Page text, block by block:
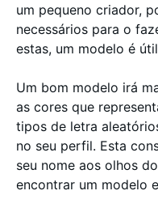
um pequeno criador,
necessários para o
estas, um modelo é
Um bom modelo irá
as cores que
tipos de letra
no seu perfil. Esta
seu nome aos olhos
encontrar um modelo